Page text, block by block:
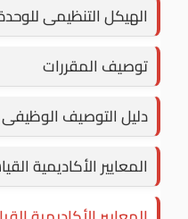
الهيكل التنظيمى
توصيف المقررات
دليل التوصيف الوظيفى
المعايير الأكاديمية